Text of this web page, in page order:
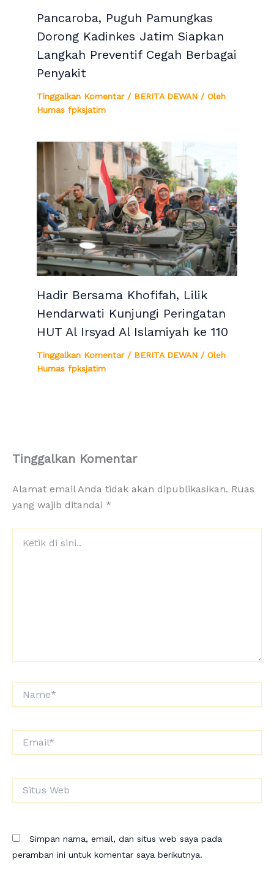
Pancaroba, Puguh Pamungkas
Dorong Kadinkes Jatim Siapkan
Langkah Preventif Cegah Berbagai
Penyakit
Tinggalkan Komentar / BERITA DEWAN / Oleh
Humas fpksjatim
Hadir Bersama Khofifah, Lilik
Hendarwati Kunjungi Peringatan
HUT Al Irsyad Al Islamiyah ke 110
Tinggalkan Komentar / BERITA DEWAN / Oleh
Humas fpksjatim
Tinggalkan Komentar
Alamat email Anda tidak akan dipublikasikan. Ruas
yang wajib ditandai *
Web
Simpan nama, email, dan situs web saya pada
peramban ini untuk komentar saya berikutnya.